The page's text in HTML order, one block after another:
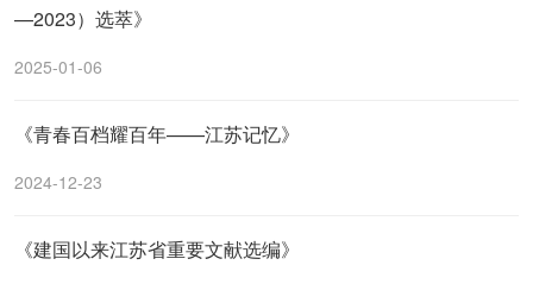
—2023）选萃》
2025-01-06
《青春百档耀百年——江苏记忆》
2024-12-23
《建国以来江苏省重要文献选编》